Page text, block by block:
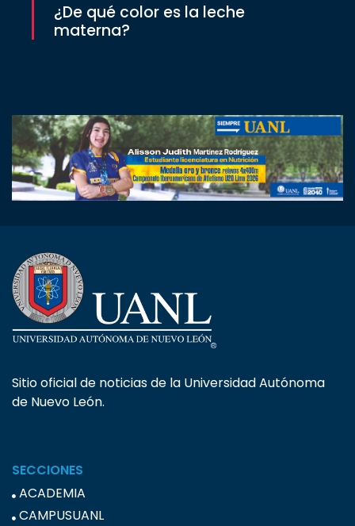
¿De qué color es la leche
materna?
Sitio oficial de noticias de la Universidad Autónoma
de Nuevo León.
SECCIONES
ACADEMIA
CAMPUSUANL